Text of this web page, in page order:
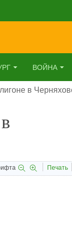
ВОЙНА
в
Печать